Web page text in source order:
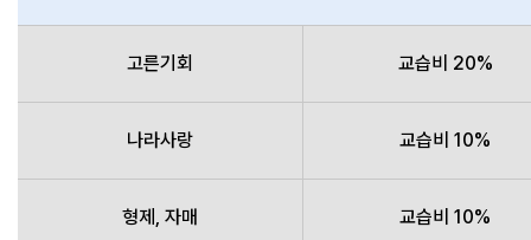
고른기회 교습비 20%
나라사랑 교습비 10%
형제, 자매 교습비 10%